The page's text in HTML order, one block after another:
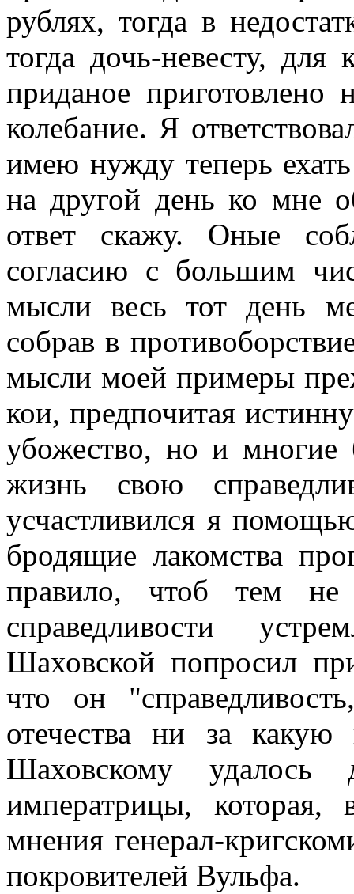
рублях, тогда в
тогда дочь-невесту, для
приданое
колебание. Я
имею нужду теперь
на другой день ко мне
ответ скажу. Оные
согласию с большим
мысли весь тот день
собрав в
мысли моей примеры
кои, предпочитая
убожество, но и многие
жизнь свою
усчастливился я
бродящие лакомства
правило, чтоб тем
справедливости
Шаховской попросил
что он
отечества ни за какую
Шаховскому удалось
императрицы,
мнения генерал-
покровителей Вульфа.